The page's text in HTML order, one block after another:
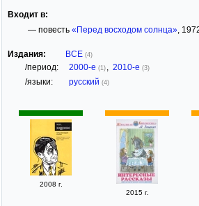
Входит в:
— повесть «Перед восходом солнца»,
Издания: ВСЕ (4)
/период: 2000-е (1) 2010-е (3)
/языки: русский (4)
2008 г.
2015 г.